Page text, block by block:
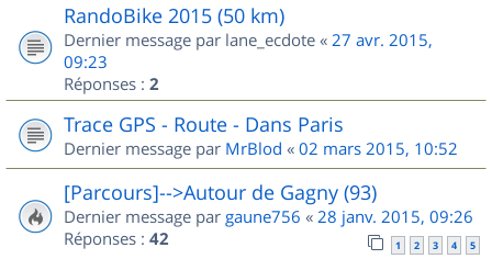
RandoBike 2015 (50 km)
Dernier message par lane_ecdote « 27 avr. 2015,
09:23
Réponses : 2
Trace GPS - Route - Dans Paris
Dernier message par MrBlod « 02 mars 2015, 10:52
[Parcours]-->Autour de Gagny (93)
Dernier message par gaune756 « 28 janv. 2015, 09:26
Réponses : 42 1 2 3 4 5